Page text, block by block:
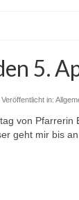
5.
Veröffentlicht in:
von Pfarrerin
mir bis an